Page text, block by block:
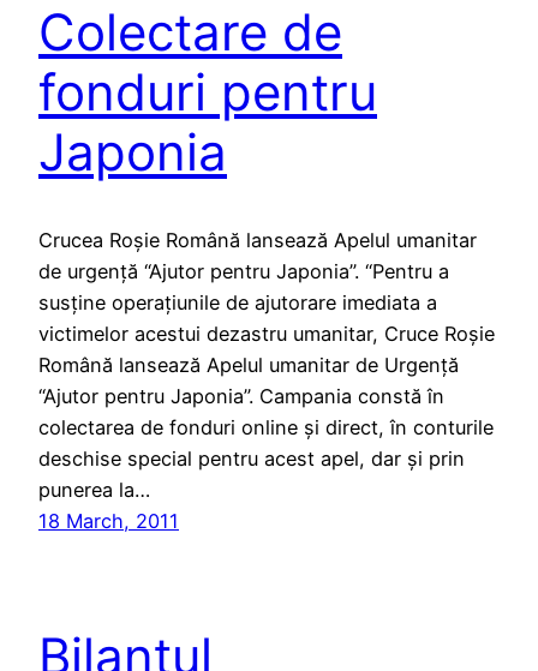
Colectare de
fonduri pentru
Japonia
Crucea Roșie Română lansează Apelul umanitar
de urgență “Ajutor pentru Japonia”. “Pentru a
susține operațiunile de ajutorare imediata a
victimelor acestui dezastru umanitar, Cruce Roșie
Română lansează Apelul umanitar de Urgență
“Ajutor pentru Japonia”. Campania constă în
colectarea de fonduri online și direct, în conturile
deschise special pentru acest apel, dar și prin
punerea la…
18 March, 2011
Bilanțul